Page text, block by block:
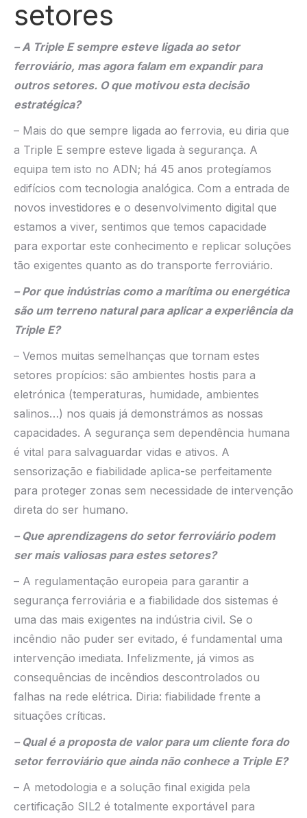
setores
– A Triple E sempre esteve ligada ao setor
ferroviário, mas agora falam em expandir para
outros setores. O que motivou esta decisão
estratégica?
– Mais do que sempre ligada ao ferrovia, eu diria que
a Triple E sempre esteve ligada à segurança. A
equipa tem isto no ADN; há 45 anos protegíamos
edifícios com tecnologia analógica. Com a entrada de
novos investidores e o desenvolvimento digital que
estamos a viver, sentimos que temos capacidade
para exportar este conhecimento e replicar soluções
tão exigentes quanto as do transporte ferroviário.
– Por que indústrias como a marítima ou energética
são um terreno natural para aplicar a experiência da
Triple E?
– Vemos muitas semelhanças que tornam estes
setores propícios: são ambientes hostis para a
eletrónica (temperaturas, humidade, ambientes
salinos…) nos quais já demonstrámos as nossas
capacidades. A segurança sem dependência humana
é vital para salvaguardar vidas e ativos. A
sensorização e fiabilidade aplica-se perfeitamente
para proteger zonas sem necessidade de intervenção
direta do ser humano.
– Que aprendizagens do setor ferroviário podem
ser mais valiosas para estes setores?
– A regulamentação europeia para garantir a
segurança ferroviária e a fiabilidade dos sistemas é
uma das mais exigentes na indústria civil. Se o
incêndio não puder ser evitado, é fundamental uma
intervenção imediata. Infelizmente, já vimos as
consequências de incêndios descontrolados ou
falhas na rede elétrica. Diria: fiabilidade frente a
situações críticas.
– Qual é a proposta de valor para um cliente fora do
setor ferroviário que ainda não conhece a Triple E?
– A metodologia e a solução final exigida pela
certificação SIL2 é totalmente exportável para